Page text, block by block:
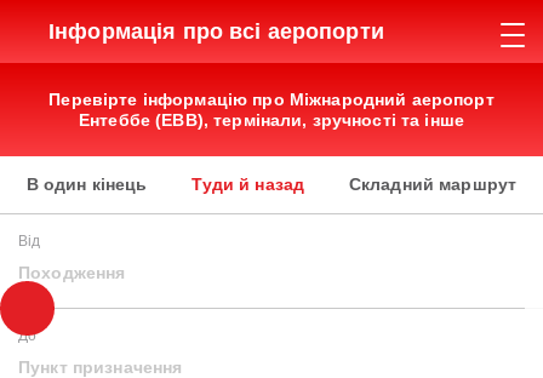
Інформація про всі аеропорти
Перевірте інформацію про Міжнародний аеропорт
Ентеббе (EBB), термінали, зручності та інше
В один кінець Туди й назад Складний маршрут
Від
Походження
До
Пункт призначення